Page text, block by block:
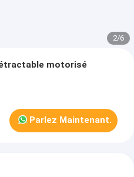
3/6
motorisé
Parlez Maintenant.